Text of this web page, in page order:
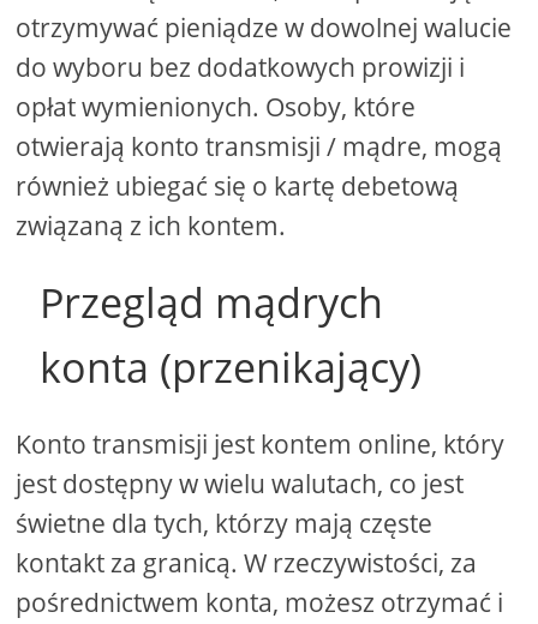
otrzymywać pieniądze w dowolnej walucie
do wyboru bez dodatkowych prowizji i
opłat wymienionych. Osoby, które
otwierają konto transmisji / mądre, mogą
również ubiegać się o kartę debetową
związaną z ich kontem.
Przegląd mądrych
konta (przenikający)
Konto transmisji jest kontem online, który
jest dostępny w wielu walutach, co jest
świetne dla tych, którzy mają częste
kontakt za granicą. W rzeczywistości, za
pośrednictwem konta, możesz otrzymać i